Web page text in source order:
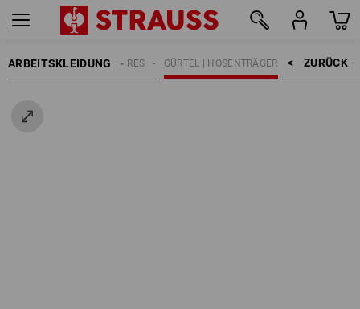
ARBEITSKLEIDUNG ZURÜCK    >
GÜRTEL | HOSENTRÄGER
ACCESSOIRES
HERREN